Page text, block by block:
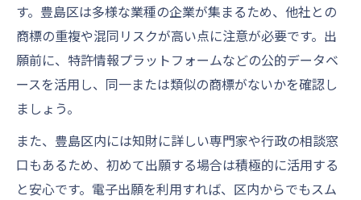
す。豊島区は多様な業種の企業が集まるため、他社との
商標の重複や混同リスクが高い点に注意が必要です。出
願前に、特許情報プラットフォームなどの公的データベ
ースを活用し、同一または類似の商標がないかを確認し
ましょう。
また、豊島区内には知財に詳しい専門家や行政の相談窓
口もあるため、初めて出願する場合は積極的に活用する
と安心です。電子出願を利用すれば、区内からでもスム